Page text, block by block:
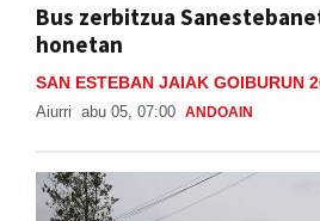
Bus zerbitzua
honetan
SAN ESTEBAN JAIAK GOIBURUN
Aiurri abu 05, 07:00 ANDOAIN